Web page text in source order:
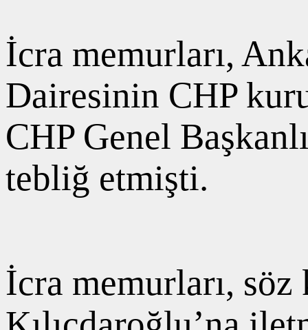
İcra memurları,
Dairesinin CHP
CHP Genel
tebliğ etmişti.
İcra memurları,